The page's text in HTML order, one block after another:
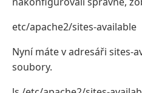
etc/apache2/sites-available
Nyní máte v adresáři sites-
soubory.